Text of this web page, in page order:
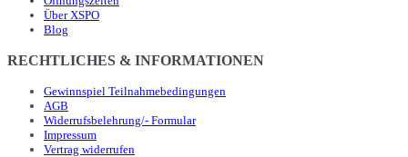
Über XSPO
Blog
RECHTLICHES & INFORMATIONEN
Gewinnspiel Teilnahmebedingungen
AGB
Widerrufsbelehrung/- Formular
Impressum
Vertrag widerrufen